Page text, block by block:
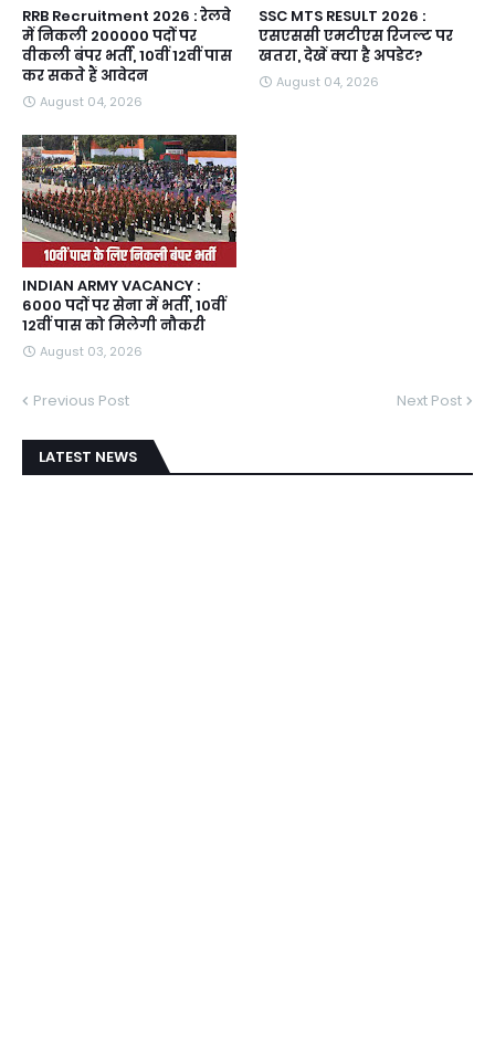
RRB Recruitment 2026 : रेलवे
में निकली 200000 पदों पर
वीकली बंपर भर्ती, 10वीं 12वीं पास
कर सकते हैं आवेदन
August 04, 2026
SSC MTS RESULT 2026 :
एसएससी एमटीएस रिजल्ट पर
खतरा, देखें क्या है अपडेट?
August 04, 2026
INDIAN ARMY VACANCY :
6000 पदों पर सेना में भर्ती, 10वीं
12वीं पास को मिलेगी नौकरी
August 03, 2026
Previous Post Next Post
LATEST NEWS